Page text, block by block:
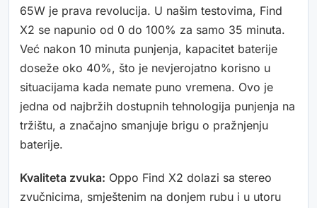
65W je prava revolucija. U našim testovima, Find
X2 se napunio od 0 do 100% za samo 35 minuta.
Već nakon 10 minuta punjenja, kapacitet baterije
doseže oko 40%, što je nevjerojatno korisno u
situacijama kada nemate puno vremena. Ovo je
jedna od najbržih dostupnih tehnologija punjenja na
tržištu, a značajno smanjuje brigu o pražnjenju
baterije.
Kvaliteta zvuka: Oppo Find X2 dolazi sa stereo
zvučnicima, smještenim na donjem rubu i u utoru